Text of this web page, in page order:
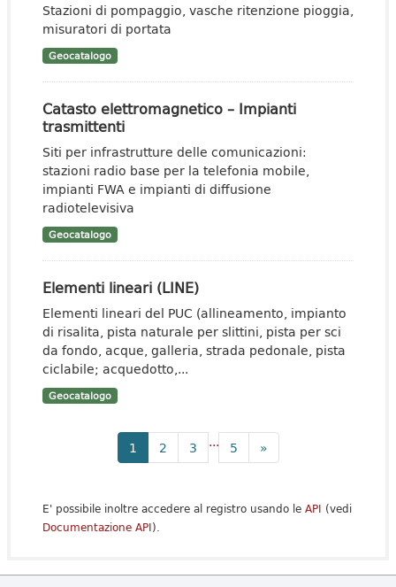
Stazioni di pompaggio, vasche ritenzione pioggia,
misuratori di portata
Geocatalogo
Catasto elettromagnetico – Impianti
trasmittenti
Siti per infrastrutture delle comunicazioni:
stazioni radio base per la telefonia mobile,
impianti FWA e impianti di diffusione
radiotelevisiva
Geocatalogo
Elementi lineari (LINE)
Elementi lineari del PUC (allineamento, impianto
di risalita, pista naturale per slittini, pista per sci
da fondo, acque, galleria, strada pedonale, pista
ciclabile; acquedotto,...
Geocatalogo
1 2 3 ... 5 »
E' possibile inoltre accedere al registro usando le API (vedi
Documentazione API).